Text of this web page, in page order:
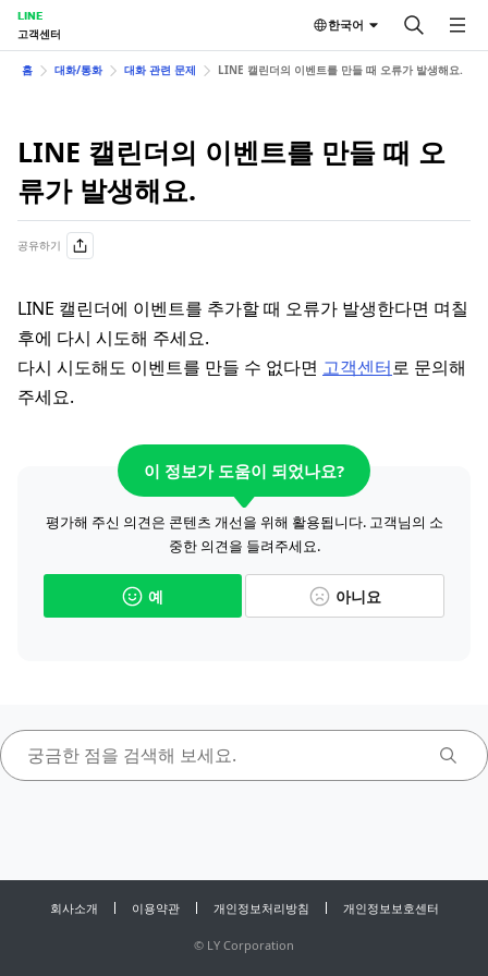
LINE
고객센터
한국어
홈 대화/통화 대화 관련 문제 LINE 캘린더의 이벤트를 만들 때 오류가 발생해요.
LINE 캘린더의 이벤트를 만들 때 오
류가 발생해요.
공유하기
LINE 캘린더에 이벤트를 추가할 때 오류가 발생한다면 며칠
후에 다시 시도해 주세요.
다시 시도해도 이벤트를 만들 수 없다면 고객센터로 문의해
주세요.
이 정보가 도움이 되었나요?
평가해 주신 의견은 콘텐츠 개선을 위해 활용됩니다. 고객님의 소
중한 의견을 들려주세요.
예 아니요
회사소개 이용약관 개인정보처리방침 개인정보보호센터
© LY Corporation